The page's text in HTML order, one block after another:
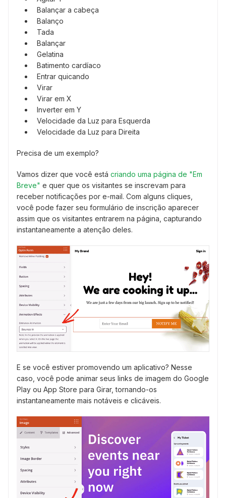
Balançar a cabeça
Balanço
Tada
Balançar
Gelatina
Batimento cardíaco
Entrar quicando
Virar
Virar em X
Inverter em Y
Velocidade da Luz para Esquerda
Velocidade da Luz para Direita
Precisa de um exemplo?
Vamos dizer que você está criando uma página de "Em
Breve" e quer que os visitantes se inscrevam para
receber notificações por e-mail. Com alguns cliques,
você pode fazer seu formulário de inscrição aparecer
assim que os visitantes entrarem na página, capturando
instantaneamente a atenção deles.
E se você estiver promovendo um aplicativo? Nesse
caso, você pode animar seus links de imagem do Google
Play ou App Store para Girar, tornando-os
instantaneamente mais notáveis e clicáveis.